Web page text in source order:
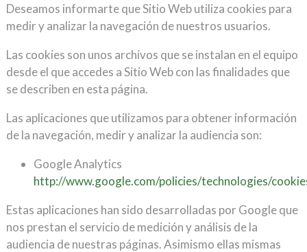
Deseamos informarte que Sitio Web utiliza cookies para
medir y analizar la navegación de nuestros usuarios.
Las cookies son unos archivos que se instalan en el equipo
desde el que accedes a Sitio Web con las finalidades que
se describen en esta página.
Las aplicaciones que utilizamos para obtener información
de la navegación, medir y analizar la audiencia son:
Google Analytics
http://www.google.com/policies/technologies/
Estas aplicaciones han sido desarrolladas por Google que
nos prestan el servicio de medición y análisis de la
audiencia de nuestras páginas. Asimismo ellas mismas